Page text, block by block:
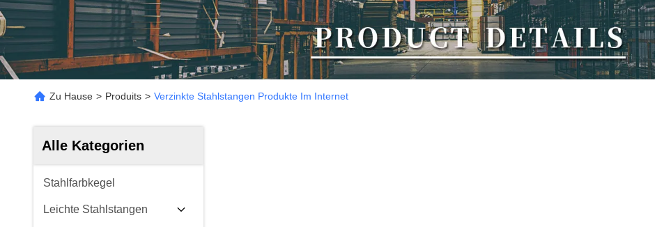
Zu Hause > Produits > Verzinkte Stahlstangen Produkte Im Internet
Alle Kategorien
Stahlfarbkegel
Leichte Stahlstangen